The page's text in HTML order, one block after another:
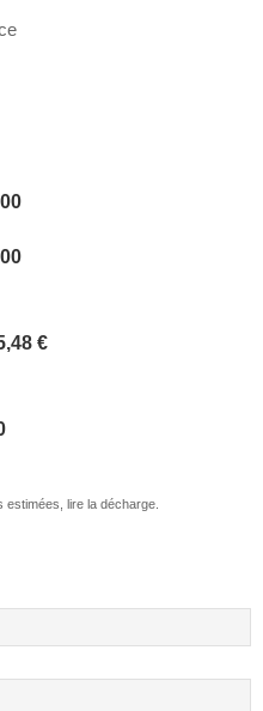
€
lire la décharge.